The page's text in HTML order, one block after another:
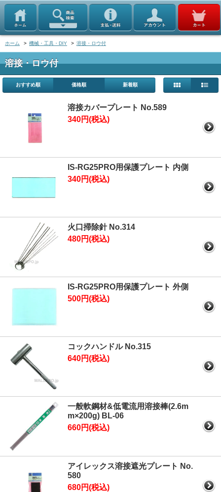
ホーム > 機械・工具・DIY > 溶接・ロウ付
溶接・ロウ付
おすすめ順 価格順 新着順
溶接カバープレート No.589
340円(税込)
IS-RG25PRO用保護プレート 内側
340円(税込)
火口掃除針 No.314
480円(税込)
IS-RG25PRO用保護プレート 外側
500円(税込)
コックハンドル No.315
640円(税込)
一般軟鋼材&低電流用溶接棒(2.6m
m×200g) BL-06
660円(税込)
アイレックス溶接遮光プレート No.
580
680円(税込)